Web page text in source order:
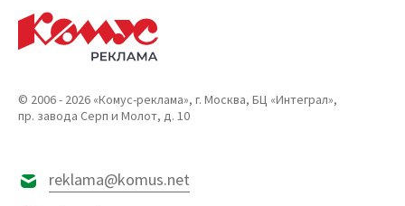
© 2006 - 2026 «Комус-реклама», г. Москва, БЦ «Интеграл»,
пр. завода Серп и Молот, д. 10
reklama@komus.net